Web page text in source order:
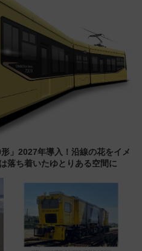
」2027年導入！沿線の花をイメ
落ち着いたゆとりある空間に